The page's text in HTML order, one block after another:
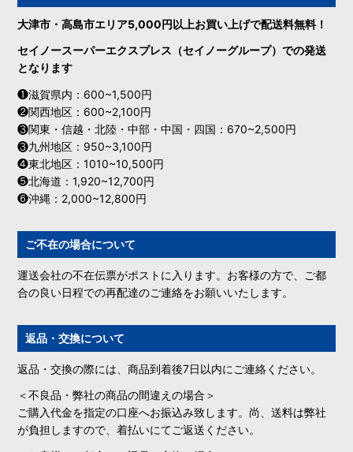
大津市・高島市エリア5,000円以上お買い上げで配送料無料！
セイノースーパーエクスプレス（セイノーグループ）での発送
となります
❶滋賀県内：600~1,500円
❷関西地区：600~2,100円
❸関東・信越・北陸・中部・中国・四国：670~2,500円
❸九州地区：950~3,100円
❹東北地区：1010~10,500円
❺北海道：1,920~12,700円
❻沖縄：2,000~12,800円
ご不在の場合について
運送会社の不在伝票がポストに入ります。お客様の方で、ご都
合の良い日程での再配達のご連絡をお願いいたします。
返品・交換について
返品・交換の際には、商品到着後7日以内にご連絡ください。
＜不良品・弊社の商品の間違えの場合＞
ご購入代金を指定の口座へお振込み致します。尚、送料は弊社
が負担しますので、着払いにてご返送ください。